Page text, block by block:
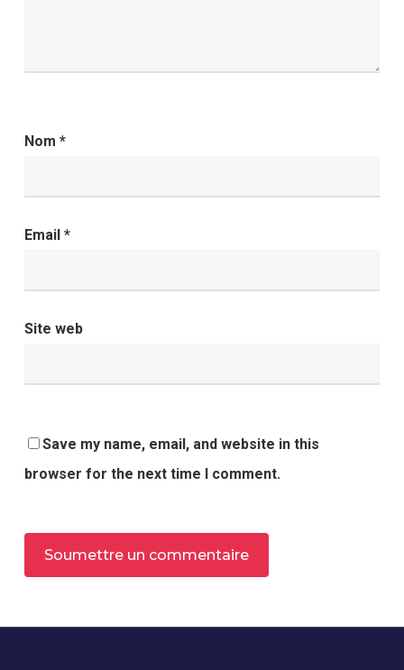
Nom *
Email *
Site web
Save my name, email, and website in this
browser for the next time I comment.